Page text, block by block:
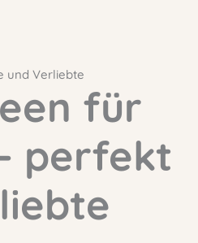
und Verliebte
für
perfekt